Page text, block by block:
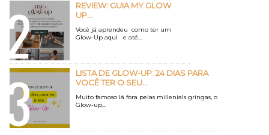
REVIEW: GUIA MY GLOW
UP...
Você já aprendeu como ter um
Glow-Up aqui e até...
LISTA DE GLOW-UP: 24 DIAS PARA
VOCÊ TER O SEU...
Muito famoso lá fora pelas millenials gringas, o
Glow-up...